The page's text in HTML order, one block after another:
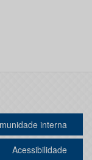
interna
Acessibilidade